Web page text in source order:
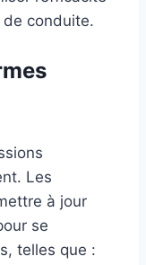
conduite.
Les
à jour
se
telles que :